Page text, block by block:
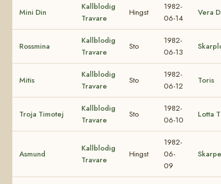
Mini Din
Kallblodig
Travare
Hingst
1982-
06-14
Vera
Rossmina
Kallblodig
Travare
Sto
1982-
06-13
Mitis
Kallblodig
Travare
Sto
1982-
06-12
Toris
Troja Timotej
Kallblodig
Travare
Sto
1982-
06-10
Lotta
Asmund
Kallblodig
Travare
Hingst
1982-
06-
09